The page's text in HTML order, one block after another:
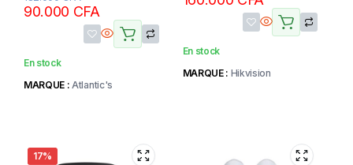
90.000 CFA
En stock
MARQUE : Atlantic's
Hikvision AX PRO
En stock
MARQUE : Hikvision
17%